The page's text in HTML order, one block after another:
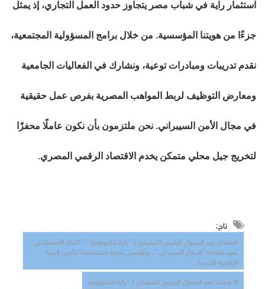
استثمار راية في شباب مصر يتجاوز حدود العمل التجاري، إذ يمثل
جزءًا من هويتنا المؤسسية. من خلال برامج المسؤولية المجتمعية،
نقدم تدريبات ومبادرات توعية، ونشارك في الفعاليات الجامعية
ومعارض التوظيف لربط المواهب المصرية بفرص عمل حقيقية
في مجال الأمن السيبراني. نحن ملتزمون بأن نكون عاملًا محفزًا
لتخريج جيل محلي متمكن يخدم الاقتصاد الرقمي المصري.
تاج:
#هشام عبد الرسول الرئيس التنفيذي لـ "راية لتكنولوجيا " : الذكاء الاصطناعي
يُعيد صياغة "الدفاع السيبراني".. ونؤسس شركة متخصصة لتأمين البنية
الرقمية إقليمياً
# هشام عبد الرسول الرئيس التنفيذي لـ "راية لتكنولوجيا